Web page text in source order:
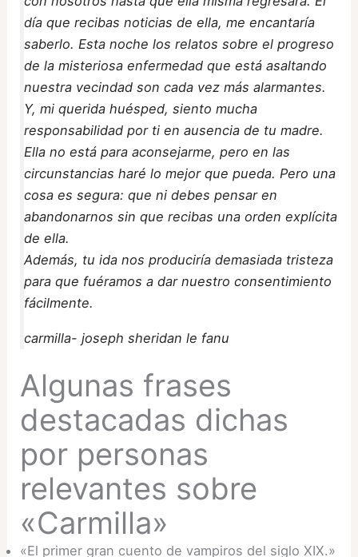
día que recibas noticias de ella, me encantaría
saberlo. Esta noche los relatos sobre el progreso
de la misteriosa enfermedad que está asaltando
nuestra vecindad son cada vez más alarmantes.
Y, mi querida huésped, siento mucha
responsabilidad por ti en ausencia de tu madre.
Ella no está para aconsejarme, pero en las
circunstancias haré lo mejor que pueda. Pero una
cosa es segura: que ni debes pensar en
abandonarnos sin que recibas una orden explícita
de ella.
Además, tu ida nos produciría demasiada tristeza
para que fuéramos a dar nuestro consentimiento
fácilmente.
carmilla- joseph sheridan le fanu
Algunas frases
destacadas dichas
por personas
relevantes sobre
«Carmilla»
«El primer gran cuento de vampiros del siglo XIX.»